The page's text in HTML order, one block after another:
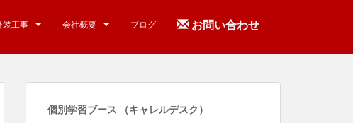
装工事 会社概要 ブログ お問い合わせ
個別学習ブース （キャレルデスク）